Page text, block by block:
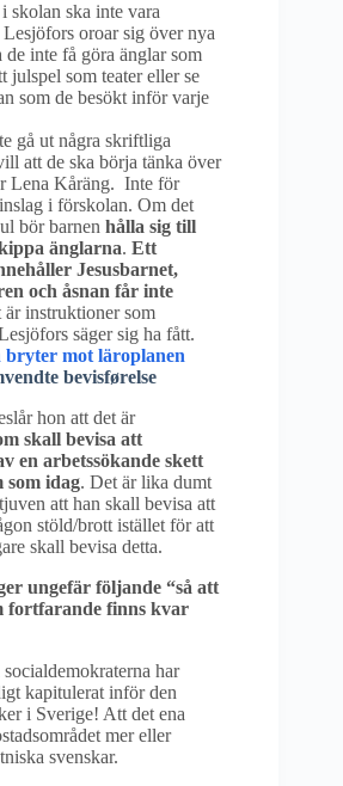
ska inte vara
oroar sig över nya
inte få göra änglar som
julspel som teater eller se
som de besökt inför varje
gå ut några skriftliga
att de ska börja tänka över
Lena Kåräng. Inte för
i förskolan. Om det
bör barnen hålla sig till
änglarna. Ett
Jesusbarnet,
och åsnan får inte
är instruktioner som
säger sig ha fått.
mot läroplanen
bevisførelse
hon att det är
skall bevisa att
en arbetssökande skett
som idag. Det är lika dumt
att han skall bevisa att
stöld/brott istället för att
skall bevisa detta.
ungefär följande “så att
fortfarande finns kvar
har
kapitulerat inför den
i Sverige! Att det ena
mer eller
svenskar.